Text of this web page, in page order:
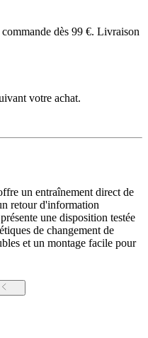
dès 99 €. Livraison
votre achat.
un entraînement direct de
retour d'information
une disposition testée
de changement de
et un montage facile pour